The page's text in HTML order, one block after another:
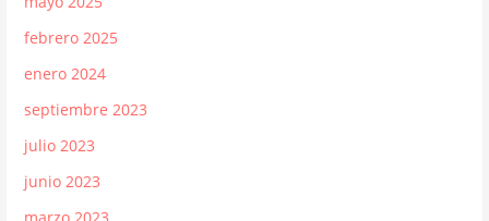
febrero 2025
enero 2024
septiembre 2023
julio 2023
junio 2023